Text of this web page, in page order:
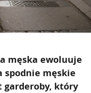
męska ewoluuje
spodnie męskie
który